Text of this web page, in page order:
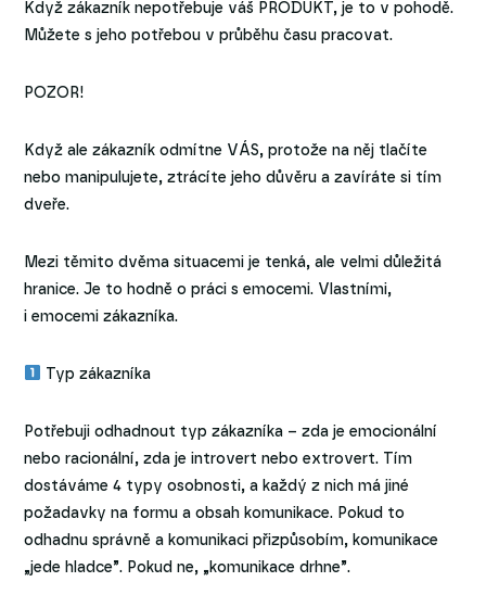
Když zákazník nepotřebuje váš PRODUKT, je to v pohodě.
Můžete s jeho potřebou v průběhu času pracovat.
POZOR!
Když ale zákazník odmítne VÁS, protože na něj tlačíte
nebo manipulujete, ztrácíte jeho důvěru a zavíráte si tím
dveře.
Mezi těmito dvěma situacemi je tenká, ale velmi důležitá
hranice. Je to hodně o práci s emocemi. Vlastními,
i emocemi zákazníka.
Typ zákazníka
Potřebuji odhadnout typ zákazníka – zda je emocionální
nebo racionální, zda je introvert nebo extrovert. Tím
dostáváme 4 typy osobnosti, a každý z nich má jiné
požadavky na formu a obsah komunikace. Pokud to
odhadnu správně a komunikaci přizpůsobím, komunikace
„jede hladce”. Pokud ne, „komunikace drhne”.